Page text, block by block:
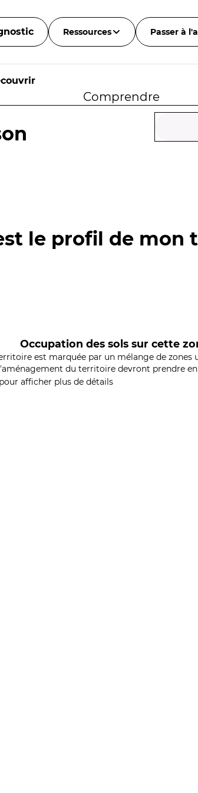
Ressources Passer à
Comprendre
le profil de mon
Occupation des sols sur cette
est marquée par un mélange de zones
du territoire devront prendre
afficher plus de détails